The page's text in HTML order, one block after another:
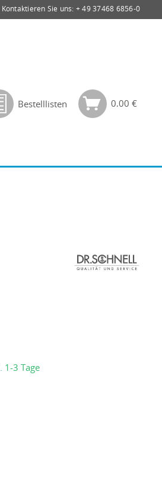
Kontaktieren Sie uns: + 49 37468 6856-0
Bestelllisten 0,00 €
1-3 Tage